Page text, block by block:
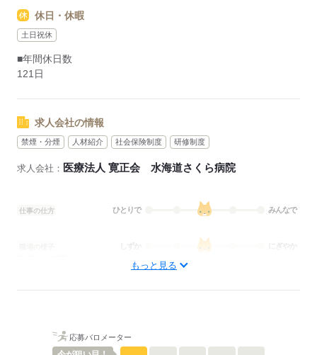
休日・休暇
土日祝休
■年間休日数
121日
求人会社の情報
禁煙・分煙 人材紹介 社会保険制度 研修制度
求人会社： 医療法人 寛正会 水海道さくら病院
仕事の仕方 ひとりで みんなで
にぎやか
■退職金制度：有（勤続3年以上）
もっと見る
応募バロメーター